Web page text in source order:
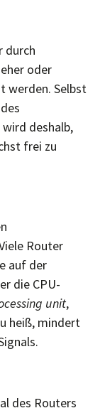
durch
oder
werden. Selbst
deshalb,
frei zu
Router
auf der
die CPU-
unit,
heiß, mindert
des Routers